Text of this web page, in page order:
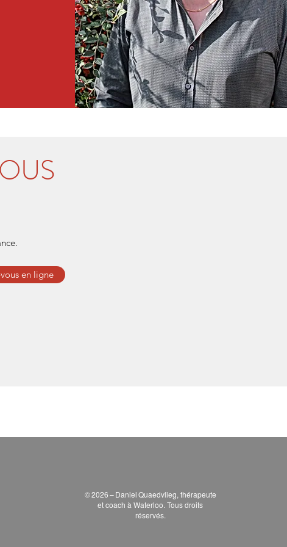
en ligne
© 2026 – Daniel Quaedvlieg, thérapeute
et coach à Waterloo. Tous droits
réservés.